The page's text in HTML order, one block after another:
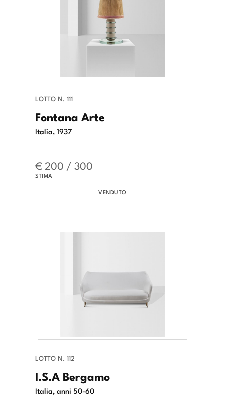
LOTTO N. 111
Fontana Arte
Italia, 1937
€ 200 / 300
STIMA
VENDUTO
LOTTO N. 112
I.S.A Bergamo
Italia, anni 50-60